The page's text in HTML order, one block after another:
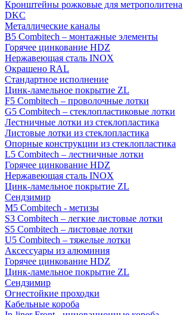
Кронштейны рожковые для метрополитена
DKC
Металлические каналы
B5 Combitech – монтажные элементы
Горячее цинкование HDZ
Нержавеющая сталь INOX
Окрашено RAL
Стандартное исполнение
Цинк-ламельное покрытие ZL
F5 Combitech – проволочные лотки
G5 Combitech – стеклопластиковые лотки
Лестничные лотки из стеклопластика
Листовые лотки из стеклопластика
Опорные конструкции из стеклопластика
L5 Combitech – лестничные лотки
Горячее цинкование HDZ
Нержавеющая сталь INOX
Цинк-ламельное покрытие ZL
Сендзимир
M5 Combitech - метизы
S3 Combitech – легкие листовые лотки
S5 Combitech – листовые лотки
U5 Combitech – тяжелые лотки
Аксессуары из алюминия
Горячее цинкование HDZ
Цинк-ламельное покрытие ZL
Сендзимир
Огнестойкие проходки
Кабельные короба